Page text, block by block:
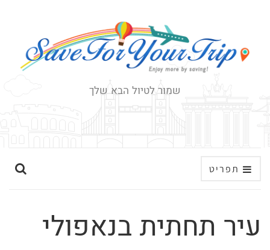
שמור לטיול הבא שלך
תפריט
ה
עיר תחתית בנאפולי